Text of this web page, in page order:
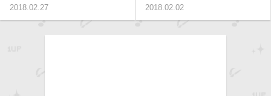
2018.02.27 2018.02.02